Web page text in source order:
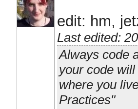
edit: hm,
Last edited:
Always code
your code
where you
Practices"